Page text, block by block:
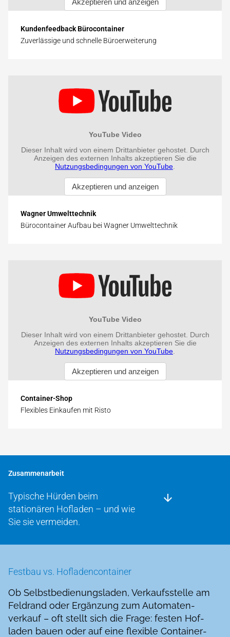
Kundenfeedback Bürocontainer
Zuverlässige und schnelle Büroerweiterung
Wagner Umwelttechnik
Bürocontainer Aufbau bei Wagner Umwelttechnik
Container-Shop
Flexibles Einkaufen mit Risto
Zusammenarbeit
Typische Hürden beim
stationären Hof­laden – und wie
Sie sie vermeiden.
Festbau vs. Hofladen­container
Ob Selbst­bedienungs­laden, Verkaufs­stelle am
Feld­rand oder Ergänzung zum Automaten­
verkauf – oft stellt sich die Frage: festen Hof­
laden bauen oder auf eine flexible Container­